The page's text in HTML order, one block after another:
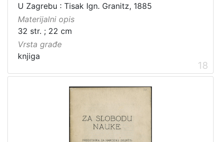
U Zagrebu : Tisak Ign. Granitz, 1885
Materijalni opis
32 str. ; 22 cm
Vrsta građe
knjiga
18